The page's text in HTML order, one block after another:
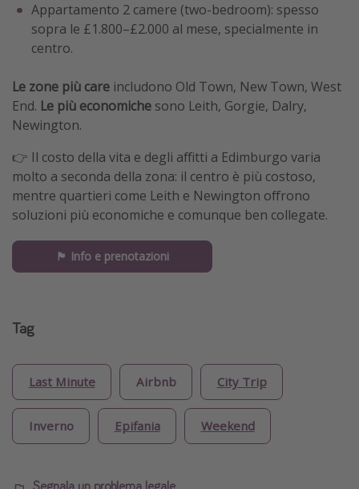
Appartamento 2 camere (two-bedroom): spesso
sopra le £1.800–£2.000 al mese, specialmente in
centro.
Le zone più care includono Old Town, New Town, West
End. Le più economiche sono Leith, Gorgie, Dalry,
Newington.
👉 Il costo della vita e degli affitti a Edimburgo varia
molto a seconda della zona: il centro è più costoso,
mentre quartieri come Leith e Newington offrono
soluzioni più economiche e comunque ben collegate.
🏴󠁧󠁢󠁳󠁣󠁴󠁿 Info e prenotazioni
Tag
Last Minute Airbnb City Trip
Inverno Epifania Weekend
Segnala un problema legale